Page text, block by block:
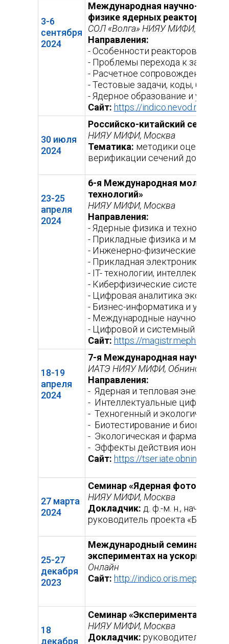
3-6
сентября
2024
Международная научно-
физике ядерных реакторов
СОЛ «Волга» НИЯУ МИФИ,
Направления:
- Особенности реакторов на
- Проблемы перехода к
- Расчетное сопровождение
- Тестовые задачи, коды, базы
- Ядерное образование и
Сайт: https://
30 июля
2024
Российско-китайский
НИЯУ МИФИ, Москва
Тематика: методики оценки
верификации сечений
23-25
апреля
2024
6-я Международная
технологий»
НИЯУ МИФИ, Москва
Направления:
- Ядерные физика и технологии
- Прикладные физика и
- Инженерно-физические
- Прикладная электроника и
- IT- технологии,
- Киберфизические системы и
- Цифровая аналитика
- Бизнес-информатика и
- Международные научно-
- Цифровой и системный
Сайт: https://magistr.mephi.ru/
18-19
апреля
2024
7-я Международная научная
ИАТЭ НИЯУ МИФИ, Обнинск
Направления:
- Ядерная и тепловая энергетика
- Интеллектуальные цифровые
- Техногенный и экологический
- Биотестирование и
- Экологическая и
- Эффекты действия
Сайт: https://tser.iate.obninsk.ru/
27 марта
2024
Семинар «Ядерная фотография:
НИЯУ МИФИ, Москва
Докладчик: д. ф.-м. н.,
руководитель проекта
25-27
декабря
2023
Международный семинар
экспериментах на
Онлайн
Сайт: http://indico.oris.mephi.ru/
18
декабря
Семинар «Эксперимента SPD»
НИЯУ МИФИ, Москва
Докладчик: руководитель